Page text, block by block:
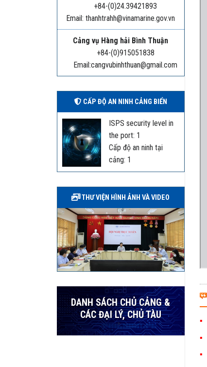
+84-(0)24.39421893
Email: thanhtrahh@vinamarine.gov.vn
Cảng vụ Hàng hải Bình Thuận
+84-(0)915051838
Email:cangvubinhthuan@gmail.com
CẤP ĐỘ AN NINH CẢNG BIỂN
ISPS security level in
the port: 1
Cấp độ an ninh tại
cảng: 1
THƯ VIỆN HÌNH ẢNH VÀ VIDEO
DANH SÁCH CHỦ CẢNG &
CÁC ĐẠI LÝ, CHỦ TÀU